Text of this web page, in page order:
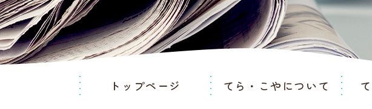
トップページ てら・こやについて